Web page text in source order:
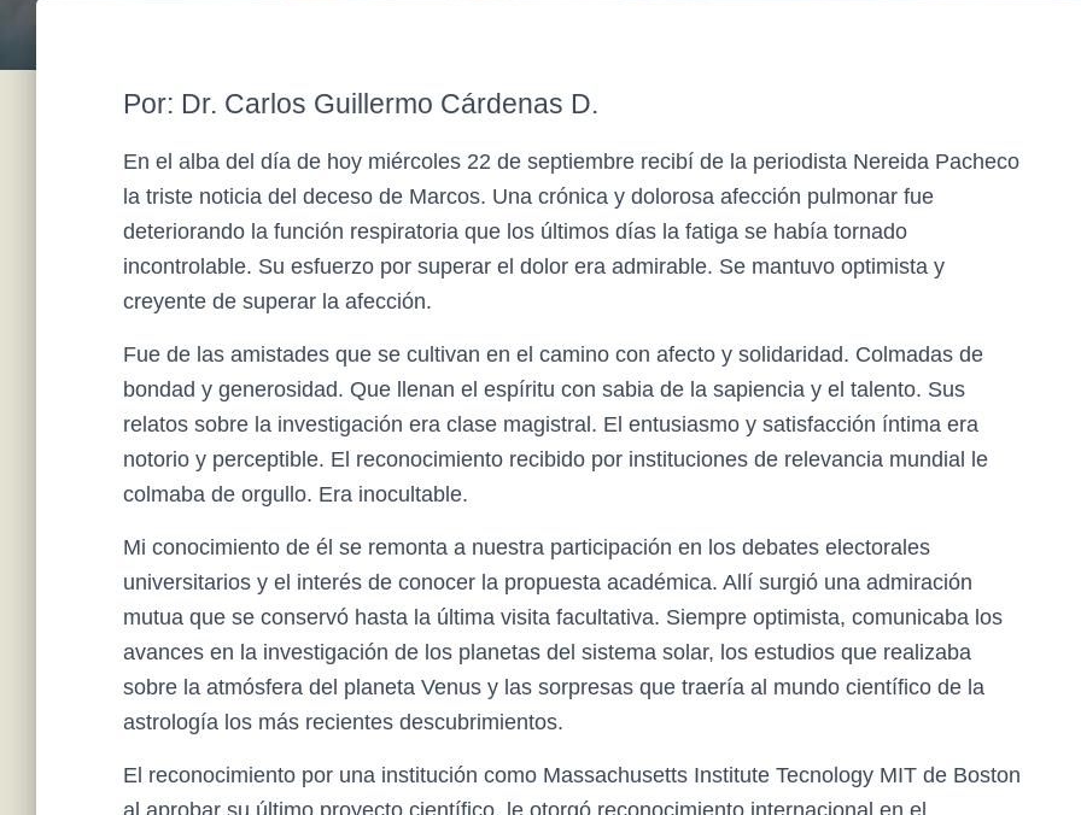
Por: Dr. Carlos Guillermo Cárdenas D.
En el alba del día de hoy miércoles 22 de septiembre recibí de la periodista Nereida Pacheco
la triste noticia del deceso de Marcos. Una crónica y dolorosa afección pulmonar fue
deteriorando la función respiratoria que los últimos días la fatiga se había tornado
incontrolable. Su esfuerzo por superar el dolor era admirable. Se mantuvo optimista y
creyente de superar la afección.
Fue de las amistades que se cultivan en el camino con afecto y solidaridad. Colmadas de
bondad y generosidad. Que llenan el espíritu con sabia de la sapiencia y el talento. Sus
relatos sobre la investigación era clase magistral. El entusiasmo y satisfacción íntima era
notorio y perceptible. El reconocimiento recibido por instituciones de relevancia mundial le
colmaba de orgullo. Era inocultable.
Mi conocimiento de él se remonta a nuestra participación en los debates electorales
universitarios y el interés de conocer la propuesta académica. Allí surgió una admiración
mutua que se conservó hasta la última visita facultativa. Siempre optimista, comunicaba los
avances en la investigación de los planetas del sistema solar, los estudios que realizaba
sobre la atmósfera del planeta Venus y las sorpresas que traería al mundo científico de la
astrología los más recientes descubrimientos.
El reconocimiento por una institución como Massachusetts Institute Tecnology MIT de Boston
al aprobar su último proyecto científico, le otorgó reconocimiento internacional en el